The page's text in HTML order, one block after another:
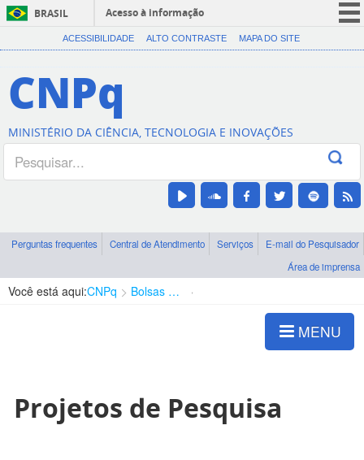
BRASIL
Acesso à informação
CORONAVÍRUS (COVID-19)
Canais
ACESSIBILIDADE ALTO CONTRASTE MAPA DO SITE
CNPq
MINISTÉRIO DA CIÊNCIA, TECNOLOGIA E INOVAÇÕES
Perguntas frequentes Central de Atendimento Serviços
E-mail do Pesquisador
Área de imprensa
Você está aqui:CNPq Bolsas e Auxílios Vigentes
MENU
Projetos de Pesquisa